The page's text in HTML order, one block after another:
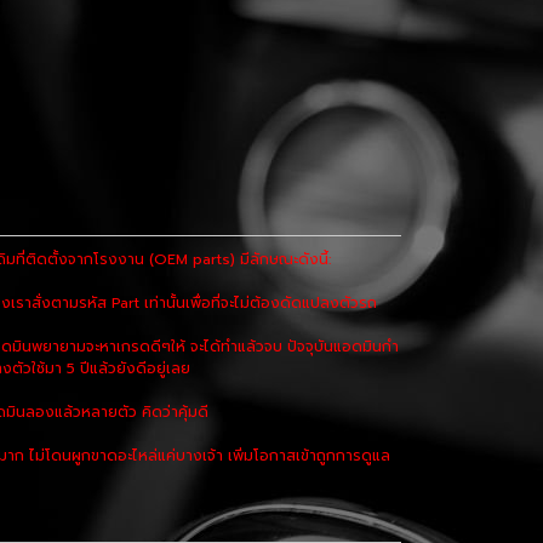
ที่ติดตั้งจากโรงงาน (OEM parts) มีลักษณะดังนี้:
าสั่งตามรหัส Part เท่านั้นเพื่อที่จะไม่ต้องดัดแปลงตัวรถ
พยายามจะหาเกรดดีๆให้ จะได้ทำแล้วจบ ปัจจุบันแอดมินกำ
ตัวใช้มา 5 ปีแล้วยังดีอยู่เลย
มินลองแล้วหลายตัว คิดว่าคุ้มดี
ไม่โดนผูกขาดอะไหล่แค่บางเจ้า เพิ่มโอกาสเข้าถูกการดูแล